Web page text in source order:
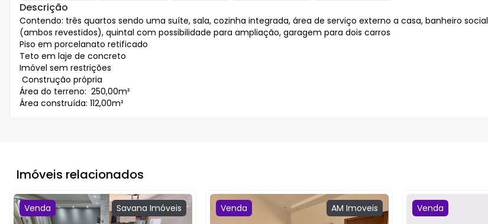
Descrição
Contendo: três quartos sendo uma suíte, sala, cozinha integrada, área de serviço externo a casa, banheiro social
(ambos revestidos), quintal com possibilidade para ampliação, garagem para dois carros
Piso em porcelanato retificado
Teto em laje de concreto
Imóvel sem restrições
Área do terreno:  250,00m²
Área construída: 112,00m²
Venda Savana Imóveis Venda AM Imoveis Venda
Imóveis relacionados